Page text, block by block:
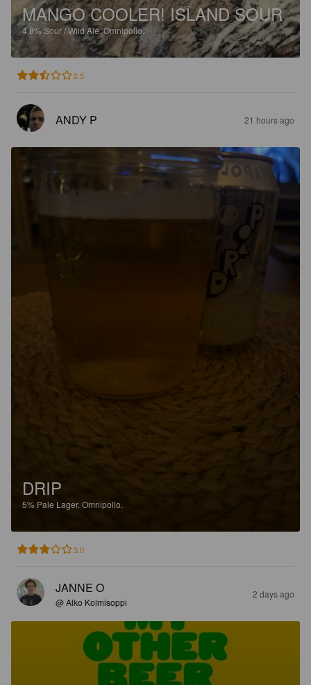
MANGO COOLER! ISLAND SOUR
4.8%Sour / Wild Ale.Omnipollo.
2.5
ANDY P 21 hours ago
DRIP
5% Pale Lager. Omnipollo.
3.0
JANNE O
@ Alko Kolmisoppi
2 days ago